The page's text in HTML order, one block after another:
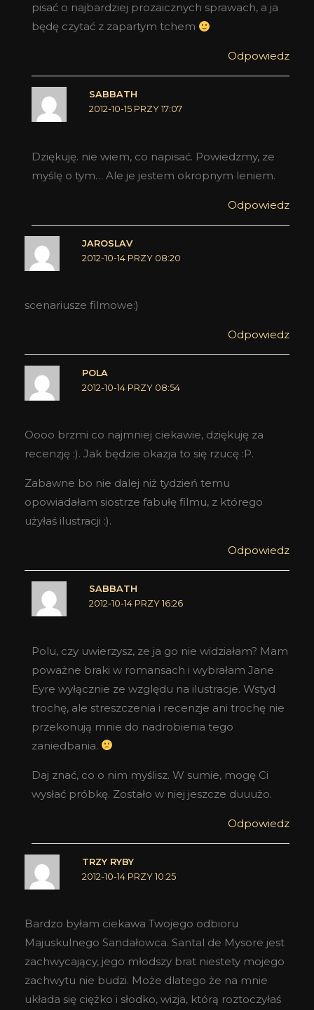
pisać o najbardziej prozaicznych sprawach, a ja
będę czytać z zapartym tchem
Odpowiedz
SABBATH
2012-10-15 PRZY 17:07
Dziękuję. nie wiem, co napisać. Powiedzmy, ze
myślę o tym… Ale je jestem okropnym leniem.
Odpowiedz
JAROSLAV
2012-10-14 PRZY 08:20
scenariusze filmowe:)
Odpowiedz
POLA
2012-10-14 PRZY 08:54
Oooo brzmi co najmniej ciekawie, dziękuję za
recenzję :). Jak będzie okazja to się rzucę :P.
Zabawne bo nie dalej niż tydzień temu
opowiadałam siostrze fabułę filmu, z którego
użyłaś ilustracji :).
Odpowiedz
SABBATH
2012-10-14 PRZY 16:26
Polu, czy uwierzysz, ze ja go nie widziałam? Mam
poważne braki w romansach i wybrałam Jane
Eyre wyłącznie ze względu na ilustracje. Wstyd
trochę, ale streszczenia i recenzje ani trochę nie
przekonują mnie do nadrobienia tego
zaniedbania.
Daj znać, co o nim myślisz. W sumie, mogę Ci
wysłać próbkę. Zostało w niej jeszcze duuużo.
Odpowiedz
TRZY RYBY
2012-10-14 PRZY 10:25
Bardzo byłam ciekawa Twojego odbioru
Majuskulnego Sandałowca. Santal de Mysore jest
zachwycający, jego młodszy brat niestety mojego
zachwytu nie budzi. Może dlatego że na mnie
układa się ciężko i słodko, wizja, którą roztoczyłaś